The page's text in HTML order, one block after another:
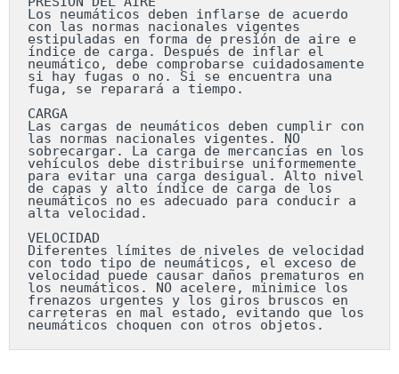
Los neumáticos deben inflarse de acuerdo
con las normas nacionales vigentes
estipuladas en forma de presión de aire e
índice de carga. Después de inflar el
neumático, debe comprobarse cuidadosamente
si hay fugas o no. Si se encuentra una
fuga, se reparará a tiempo.
CARGA
Las cargas de neumáticos deben cumplir con
las normas nacionales vigentes. NO
sobrecargar. La carga de mercancías en los
vehículos debe distribuirse uniformemente
para evitar una carga desigual. Alto nivel
de capas y alto índice de carga de los
neumáticos no es adecuado para conducir a
alta velocidad.
VELOCIDAD
Diferentes límites de niveles de velocidad
con todo tipo de neumáticos, el exceso de
velocidad puede causar daños prematuros en
los neumáticos. NO acelere, minimice los
frenazos urgentes y los giros bruscos en
carreteras en mal estado, evitando que los
neumáticos choquen con otros objetos.